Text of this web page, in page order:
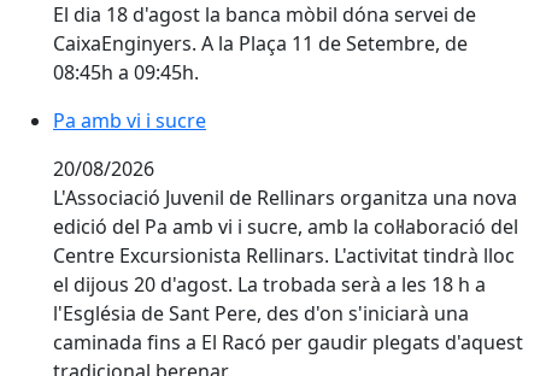
El dia 18 d'agost la banca mòbil dóna servei de
CaixaEnginyers. A la Plaça 11 de Setembre, de
08:45h a 09:45h.
Pa amb vi i sucre
Pa amb vi i sucre
20/08/2026
L'Associació Juvenil de Rellinars organitza una nova
edició del Pa amb vi i sucre, amb la col·laboració del
Centre Excursionista Rellinars. L'activitat tindrà lloc
el dijous 20 d'agost. La trobada serà a les 18 h a
l'Església de Sant Pere, des d'on s'iniciarà una
caminada fins a El Racó per gaudir plegats d'aquest